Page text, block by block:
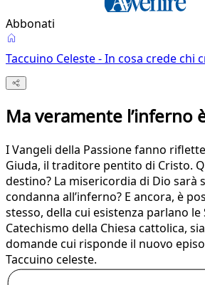
Abbonati
Taccuino Celeste - In cosa crede chi
Ma veramente l’inferno
I Vangeli della Passione fanno
Giuda, il traditore pentito di Cristo.
destino? La misericordia di Dio sarà
condanna all’inferno? E ancora, è
stesso, della cui esistenza parlano
Catechismo della Chiesa cattolica,
domande cui risponde il nuovo
Taccuino celeste.